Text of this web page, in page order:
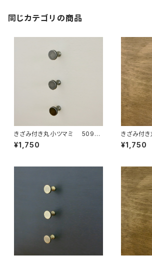
同じカテゴリの商品
きざみ付き丸小ツマミ 509sv
レトロシルバー５本セット 日
本製
¥1,750
きざみ付
レトロブ
本製
¥1,750